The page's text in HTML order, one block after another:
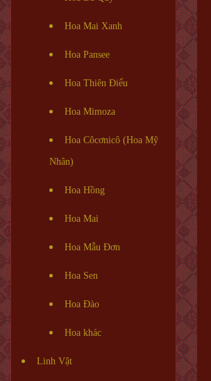
Hoa Mai Xanh
Hoa Pansee
Hoa Thiên Điểu
Hoa Mimoza
Hoa Côcơnicô (Hoa Mỹ
Nhân)
Hoa Hồng
Hoa Mai
Hoa Mẫu Đơn
Hoa Sen
Hoa Đào
Hoa khác
Linh Vật